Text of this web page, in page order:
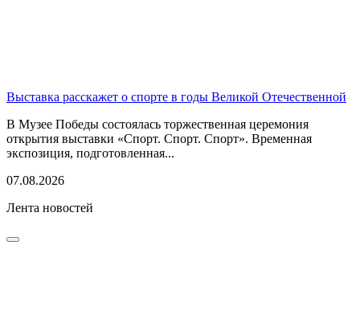
Выставка расскажет о спорте в годы Великой Отечественной
В Музее Победы состоялась торжественная церемония
открытия выставки «Спорт. Спорт. Спорт». Временная
экспозиция, подготовленная...
07.08.2026
Лента новостей